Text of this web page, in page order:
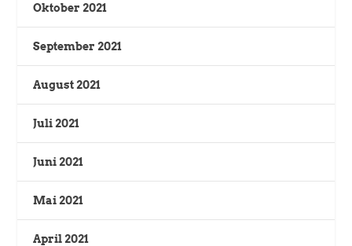
Oktober 2021
September 2021
August 2021
Juli 2021
Juni 2021
Mai 2021
April 2021